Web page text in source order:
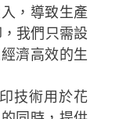
，導致生產
我們只需設
濟高效的生
技術用於花